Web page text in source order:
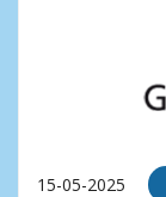
15-05-2025